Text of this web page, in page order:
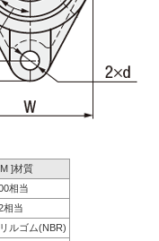
]材質
相当
相当
ルゴム(NBR)